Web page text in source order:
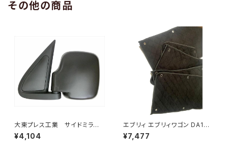
その他の商品
大東プレス工業 サイドミラー/
バックミラー ダイハツ ハイ
ゼット 左 99年～ DI-647
¥4,104
エブリィ エブリィワゴン DA17V
DA17W サンシェード エブリー
マルチサンシェード 車種専用 8
¥7,477